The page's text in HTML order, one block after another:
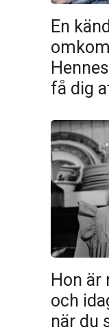
En
få dig
Hon är
och
när du